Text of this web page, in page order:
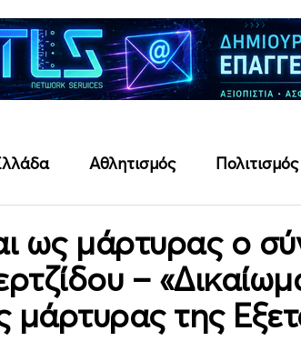
Αθλητισμός Πολιτισμός
ως μάρτυρας ο
–
μάρτυρας της